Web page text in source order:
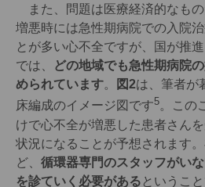
また、問題は医療経済的なもの
増悪時には急性期病院での入院
とが多い心不全ですが、国が推
では、
どの地域でも急性期病院
められています。 図2は、筆者が
床編成のイメージ図です5。この
けで心不全が増悪した患者さん
状況になることが予想されます
ど、 循環器専門のスタッフがい
を診ていく必要がある ということ